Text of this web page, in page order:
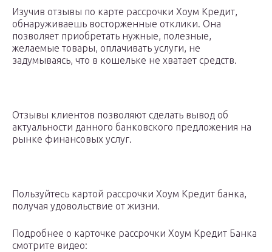
Изучив отзывы по карте рассрочки Хоум Кредит,
обнаруживаешь восторженные отклики. Она
позволяет приобретать нужные, полезные,
желаемые товары, оплачивать услуги, не
задумываясь, что в кошельке не хватает средств.
Отзывы клиентов позволяют сделать вывод об
актуальности данного банковского предложения на
рынке финансовых услуг.
Пользуйтесь картой рассрочки Хоум Кредит банка,
получая удовольствие от жизни.
Подробнее о карточке рассрочки Хоум Кредит Банка
смотрите видео: